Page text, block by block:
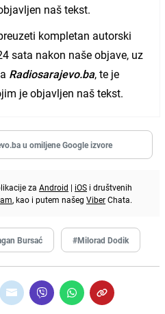
naš tekst.
kompletan autorski
sata nakon naše objave, uz
Radiosarajevo.ba, te je
je objavljen naš tekst.
u omiljene Google izvore
za Android | iOS i društvenih
, kao i putem našeg ViberChata.
Bursać #Milorad Dodik